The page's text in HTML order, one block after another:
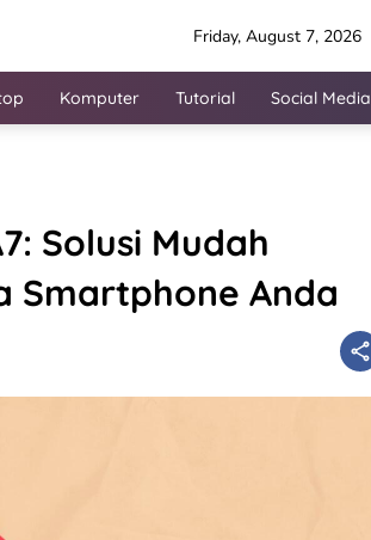
Friday, August 7, 2026
Komputer Tutorial Social Media
Solusi Mudah
Smartphone Anda